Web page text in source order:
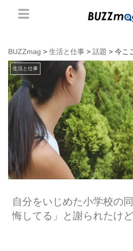
BUZZmag > 生活と仕事 > 話題 > 今こ
生活と仕事
自分をいじめた小学校の
悔してる」と謝られたけ